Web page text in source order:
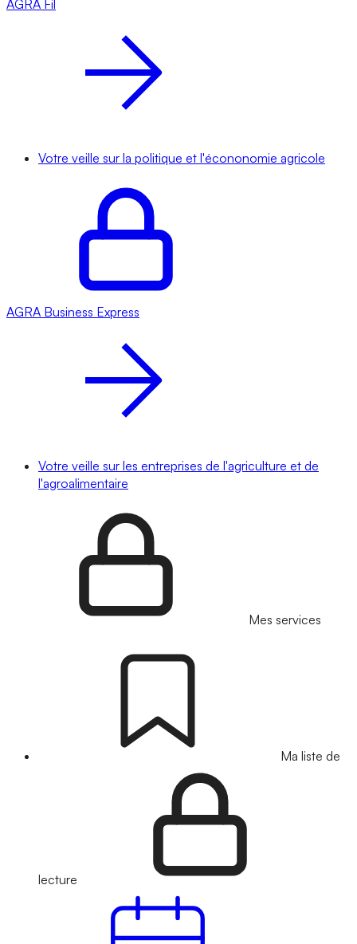
AGRA Fil
Votre veille sur la politique et l'écononomie agricole
AGRA Business Express
Votre veille sur les entreprises de l'agriculture et de
l'agroalimentaire
Mes services
Ma liste de
lecture